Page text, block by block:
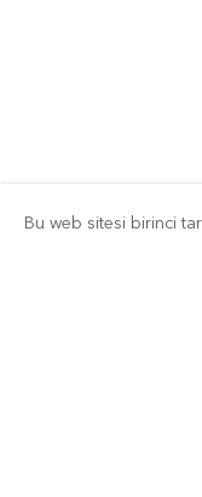
Bu web sitesi birinci